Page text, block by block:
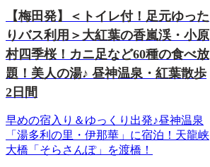
【梅田発】＜トイレ付！足元ゆった
りバス利用＞大紅葉の香嵐渓・小原
村四季桜！カニ足など60種の食べ放
題！美人の湯♪ 昼神温泉・紅葉散歩
2日間
早めの宿入り＆ゆっくり出発♪昼神温泉
「湯多利の里・伊那華」に宿泊！天龍峡
大橋「そらさんぽ」を渡橋！